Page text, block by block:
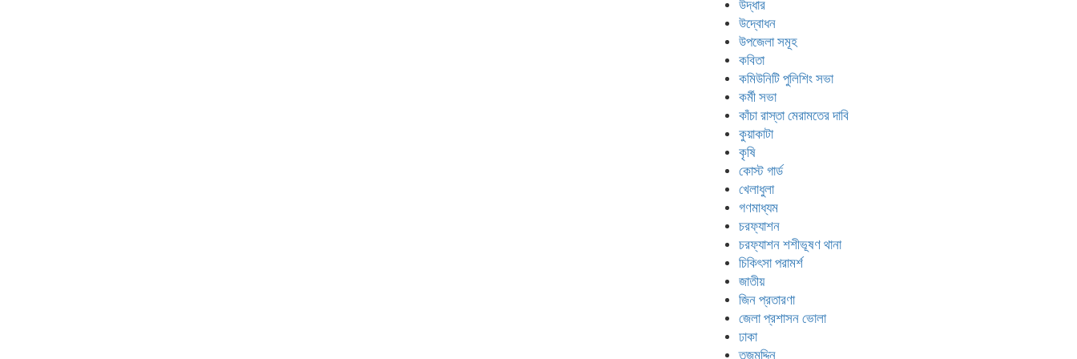
উদ্ধার
উদ্বোধন
উপজেলা সমূহ
কবিতা
কমিউনিটি পুলিশিং সভা
কর্মী সভা
কাঁচা রাস্তা মেরামতের দাবি
কুয়াকাটা
কৃষি
কোস্ট গার্ড
খেলাধুলা
গণমাধ্যম
চরফ্যাশন
চরফ্যাশন শশীভূষণ থানা
চিকিৎসা পরামর্শ
জাতীয়
জিন প্রতারণা
জেলা প্রশাসন ভোলা
ঢাকা
তজুমদ্দিন